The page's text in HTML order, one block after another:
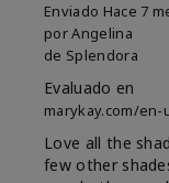
Enviado Hace 7
porAngelina
de Splendora
Evaluado en
marykay.com/en-
Love all the
few other